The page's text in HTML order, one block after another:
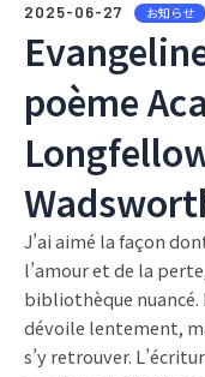
2025-06-27 お知らせ
poème
J’ai aimé la façon
l’amour et de la
bibliothèque nuancé.
dévoile lentement,
s’y retrouver.